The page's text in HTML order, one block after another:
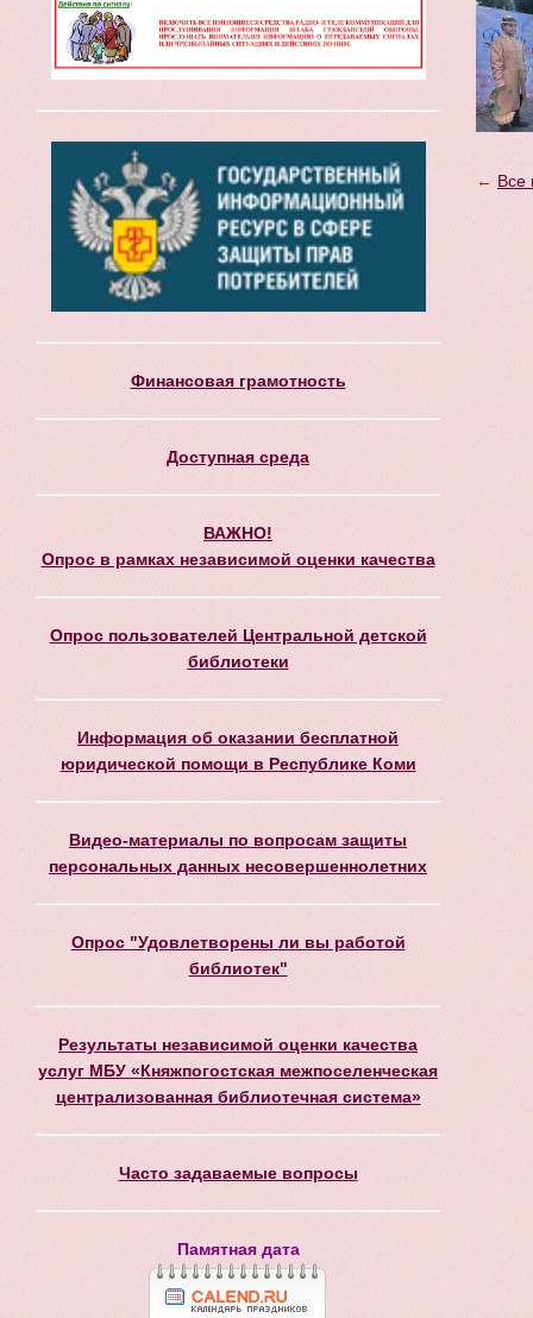
Финансовая грамотность
Доступная среда
ВАЖНО!
Опрос в рамках независимой оценки качества
Опрос пользователей Центральной детской
библиотеки
Информация об оказании бесплатной
юридической помощи в Республике Коми
Видео-материалы по вопросам защиты
персональных данных несовершеннолетних
Опрос "Удовлетворены ли вы работой
библиотек"
Результаты независимой оценки качества
услуг МБУ «Княжпогостская межпоселенческая
централизованная библиотечная система»
Часто задаваемые вопросы
Памятная дата
← Все